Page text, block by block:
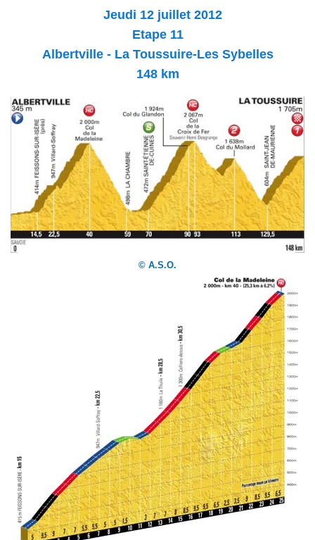
Jeudi 12 juillet 2012
Etape 11
Albertville - La Toussuire-Les Sybelles
148 km
© A.S.O.